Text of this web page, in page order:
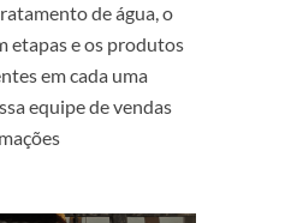
de água, o
etapas e os produtos
em cada uma
equipe de vendas